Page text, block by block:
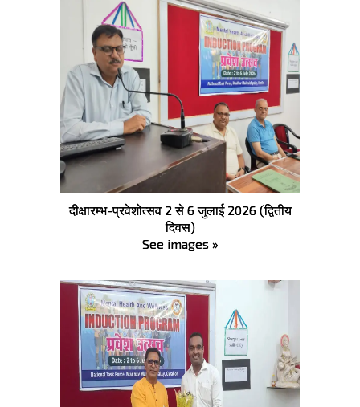
दीक्षारम्भ-प्रवेशोत्सव 2 से 6 जुलाई 2026 (द्वितीय
दिवस)
See images »